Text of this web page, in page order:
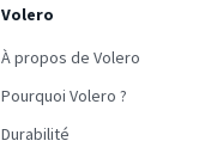
Volero
À propos de Volero
Pourquoi Volero ?
Durabilité